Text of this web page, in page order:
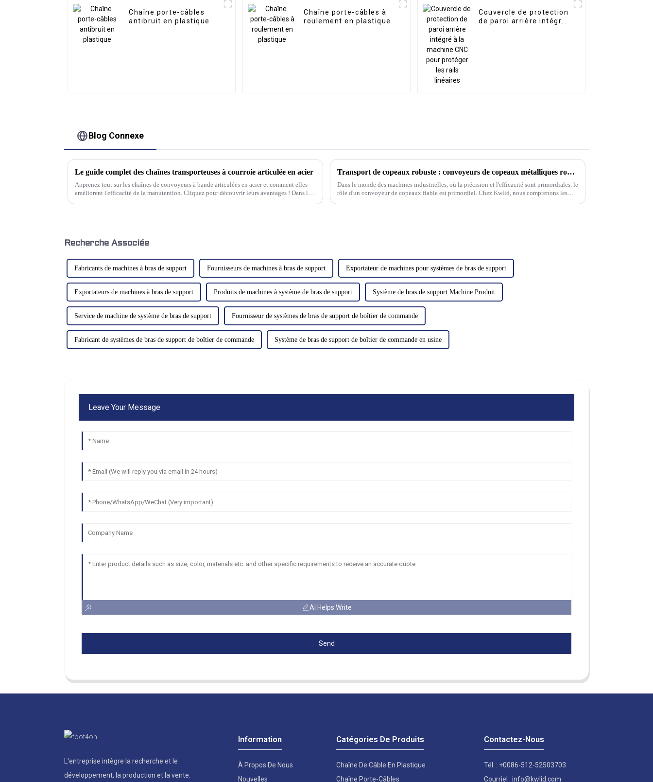
Chaîne porte-câbles
antibruit en plastique
Chaîne porte-câbles à
roulement en plastique
Couvercle de protection
de paroi arrière intégré
Blog Connexe
Le guide complet des chaînes transporteuses à courroie articulée en acier
Apprenez tout sur les chaînes de convoyeurs à bande articulées en acier et comment elles
améliorent l'efficacité de la manutention. Cliquez pour découvrir leurs avantages ! Dans le
Transport de copeaux robuste : convoyeurs de copeaux métalliques robustes pour applications exigeantes
Dans le monde des machines industrielles, où la précision et l'efficacité sont primordiales, le
rôle d'un convoyeur de copeaux fiable est primordial. Chez Kwlid, nous comprenons les
Recherche Associée
Fabricants de machines à bras de support Fournisseurs de machines à bras de support Exportateur de machines pour systèmes de bras de support
Exportateurs de machines à bras de support Produits de machines à système de bras de support Système de bras de support Machine Produit
Service de machine de système de bras de support Fournisseur de systèmes de bras de support de boîtier de commande
Fabricant de systèmes de bras de support de boîtier de commande Système de bras de support de boîtier de commande en usine
Leave Your Message
AI Helps Write
Send
L'entreprise intègre la recherche et le
développement, la production et la vente.
Information
À Propos De Nous
Nouvelles
Catégories De Produits
Chaîne De Câble En Plastique
Chaîne Porte-Câbles
Contactez-Nous
Tél. : +0086-512-52503703
Courriel : info@kwlid.com